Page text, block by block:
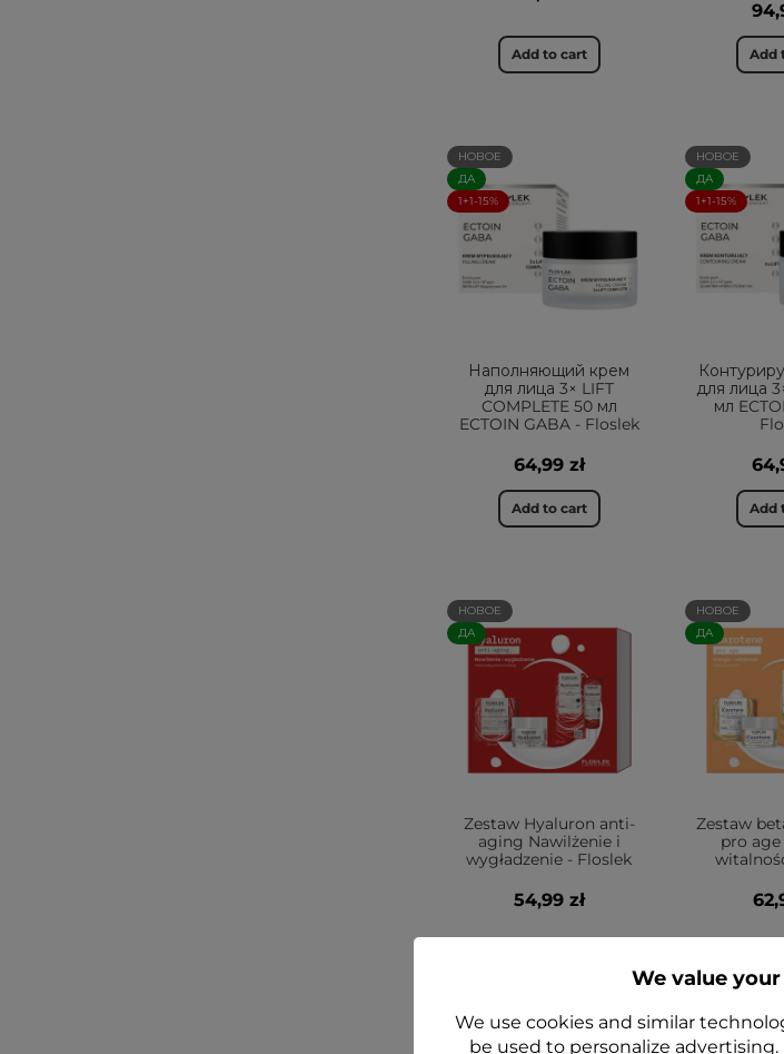
Add to cart Add
НОВОЕ
ДА
1+1-15%
Наполняющий крем
для лица 3× LIFT
COMPLETE 50 мл
ECTOIN GABA - Floslek
64,99 zł
Add to cart
НОВОЕ
ДА
1+1-15%
для лица
мл
Add
НОВОЕ
ДА
Zestaw Hyaluron anti-
aging Nawilżenie i
wygładzenie - Floslek
54,99 zł
НОВОЕ
ДА
Zestaw
pro
We value
We use cookies and similar
be used to personalize